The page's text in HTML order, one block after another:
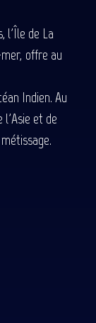
l'Île de La
offre au
Indien. Au
l'Asie et de